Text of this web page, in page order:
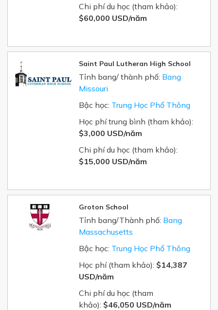
Chi phí du học (tham khảo):
$60,000 USD/năm
Saint Paul Lutheran High School
Tỉnh bang/ thành phố: Bang
Missouri
Bậc học: Trung Học Phổ Thông
Học phí trung bình (tham khảo):
$3,000 USD/năm
Chi phí du học (tham khảo):
$15,000 USD/năm
Groton School
Tỉnh bang/Thành phố: Bang
Massachusetts
Bậc học: Trung Học Phổ Thông
Học phí (tham khảo): $14,387
USD/năm
Chi phí du học (tham
khảo): $46,050 USD/năm